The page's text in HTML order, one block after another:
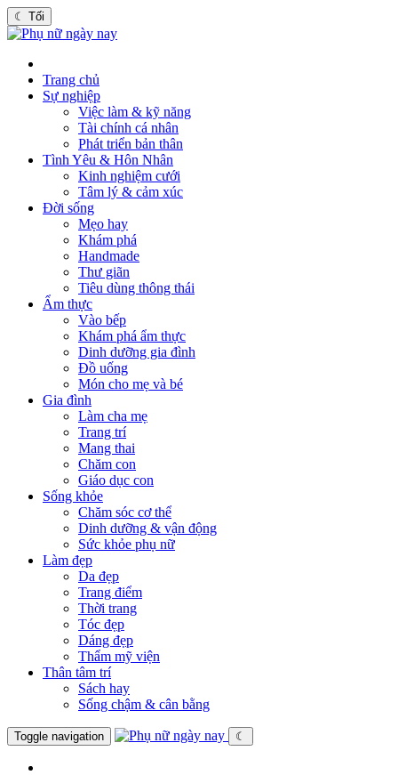
☾ Tối
Trang chủ
Sự nghiệp
Việc làm & kỹ năng
Tài chính cá nhân
Phát triển bản thân
Tình Yêu & Hôn Nhân
Kinh nghiệm cưới
Tâm lý & cảm xúc
Đời sống
Mẹo hay
Khám phá
Handmade
Thư giãn
Tiêu dùng thông thái
Ẩm thực
Vào bếp
Khám phá ẩm thực
Dinh dưỡng gia đình
Đồ uống
Món cho mẹ và bé
Gia đình
Làm cha mẹ
Trang trí
Mang thai
Chăm con
Giáo dục con
Sống khỏe
Chăm sóc cơ thể
Dinh dưỡng & vận động
Sức khỏe phụ nữ
Làm đẹp
Da đẹp
Trang điểm
Thời trang
Tóc đẹp
Dáng đẹp
Thẩm mỹ viện
Thân tâm trí
Sách hay
Sống chậm & cân bằng
Toggle navigation ☾